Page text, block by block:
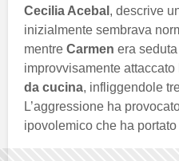
Cecilia Acebal , descrive
inizialmente sembrava
mentre Carmen era
improvvisamente
da cucina, infliggendole
L’aggressione ha
ipovolemico che ha